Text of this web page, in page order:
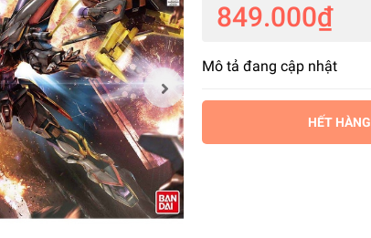
849.000₫
Mô tả đang cập nhật
HẾT HÀNG